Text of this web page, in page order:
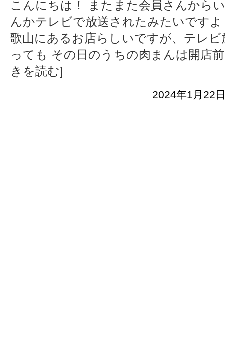
こんにちは！ またまた会員さんから
んかテレビで放送されたみたいです
歌山にあるお店らしいですが、テレ
っても その日のうちの肉まんは開店
きを読む]
2024年1月22